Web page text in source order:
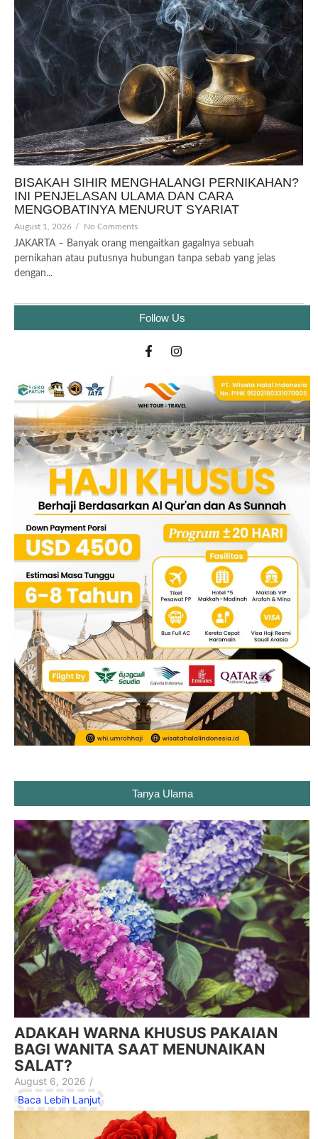
BISAKAH SIHIR MENGHALANGI PERNIKAHAN?
INI PENJELASAN ULAMA DAN CARA
MENGOBATINYA MENURUT SYARIAT
August 1, 2026 / No Comments
JAKARTA – Banyak orang mengaitkan gagalnya sebuah
pernikahan atau putusnya hubungan tanpa sebab yang jelas
dengan...
Follow Us
Tanya Ulama
ADAKAH WARNA KHUSUS PAKAIAN
BAGI WANITA SAAT MENUNAIKAN
SALAT?
August 6, 2026 /
Baca Lebih Lanjut